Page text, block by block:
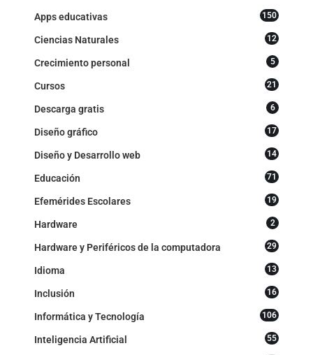
Apps educativas 150
Ciencias Naturales 12
Crecimiento personal 5
Cursos 21
Descarga gratis 6
Diseño gráfico 17
Diseño y Desarrollo web 14
Educación 71
Efemérides Escolares 19
Hardware 2
Hardware y Periféricos de la computadora 29
Idioma 13
Inclusión 16
Informática y Tecnología 106
Inteligencia Artificial 55